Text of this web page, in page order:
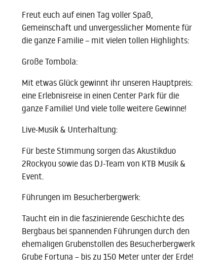
Freut euch auf einen Tag voller Spaß,
Gemeinschaft und unvergesslicher Momente für
die ganze Familie – mit vielen tollen Highlights:
Große Tombola:
Mit etwas Glück gewinnt ihr unseren Hauptpreis:
eine Erlebnisreise in einen Center Park für die
ganze Familie! Und viele tolle weitere Gewinne!
Live-Musik & Unterhaltung:
Für beste Stimmung sorgen das Akustikduo
2Rockyou sowie das DJ-Team von KTB Musik &
Event.
Führungen im Besucherbergwerk:
Taucht ein in die faszinierende Geschichte des
Bergbaus bei spannenden Führungen durch den
ehemaligen Grubenstollen des Besucherbergwerk
Grube Fortuna – bis zu 150 Meter unter der Erde!